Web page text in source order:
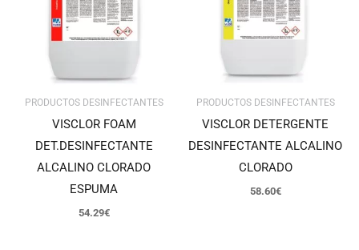
PRODUCTOS DESINFECTANTES
VISCLOR FOAM
DET.DESINFECTANTE
ALCALINO CLORADO
ESPUMA
54.29€
PRODUCTOS DESINFECTANTES
VISCLOR DETERGENTE
DESINFECTANTE ALCALINO
CLORADO
58.60€